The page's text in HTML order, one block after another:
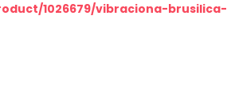
1026679/vibraciona-brusilica-